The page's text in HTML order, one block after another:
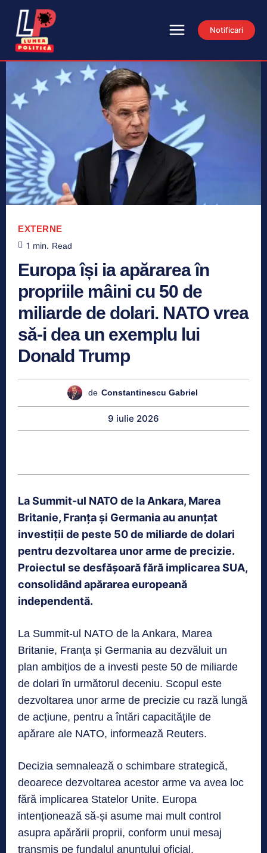
Notificari
EXTERNE
1 min. Read
Europa își ia apărarea în
propriile mâini cu 50 de
miliarde de dolari. NATO vrea
să-i dea un exemplu lui
Donald Trump
de Constantinescu Gabriel
9 iulie 2026
La Summit-ul NATO de la Ankara, Marea
Britanie, Franța și Germania au anunțat
investiții de peste 50 de miliarde de dolari
pentru dezvoltarea unor arme de precizie.
Proiectul se desfășoară fără implicarea SUA,
consolidând apărarea europeană
independentă.
La Summit-ul NATO de la Ankara, Marea
Britanie, Franța și Germania au dezvăluit un
plan ambițios de a investi peste 50 de miliarde
de dolari în următorul deceniu. Scopul este
dezvoltarea unor arme de precizie cu rază lungă
de acțiune, pentru a întări capacitățile de
apărare ale NATO, informează Reuters.
Decizia semnalează o schimbare strategică,
deoarece dezvoltarea acestor arme va avea loc
fără implicarea Statelor Unite. Europa
intenționează să-și asume mai mult control
asupra apărării proprii, conform unui mesaj
transmis pe fundalul anunțului oficial.